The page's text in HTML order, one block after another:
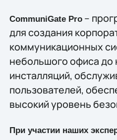
CommuniGate Pro–
для создания
коммуникационных
небольшого офиса до
инсталляций,
пользователей,
высокий уровень
При участии наших